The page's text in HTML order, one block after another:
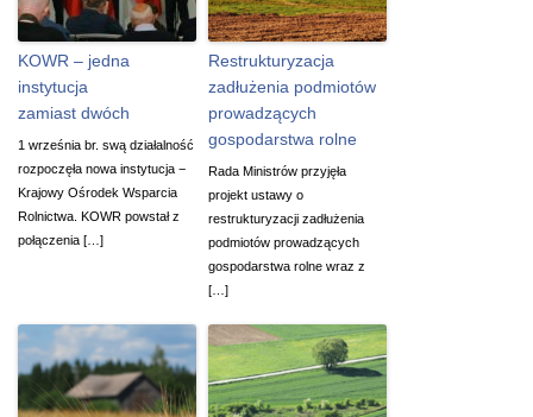
KOWR – jedna
instytucja
zamiast dwóch
1 września br. swą działalność
rozpoczęła nowa instytucja −
Krajowy Ośrodek Wsparcia
Rolnictwa. KOWR powstał z
połączenia […]
Restrukturyzacja
zadłużenia podmiotów
prowadzących
gospodarstwa rolne
Rada Ministrów przyjęła
projekt ustawy o
restrukturyzacji zadłużenia
podmiotów prowadzących
gospodarstwa rolne wraz z
[…]